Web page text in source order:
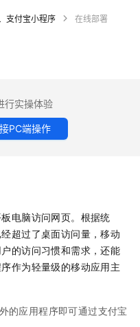
支付宝小程序 在线部署
行实操体验
PC端操作
电脑访问网页。根据统
超过了桌面访问量，移动
的访问习惯和需求，还能
作为轻量级的移动应用主
的应用程序即可通过支付宝